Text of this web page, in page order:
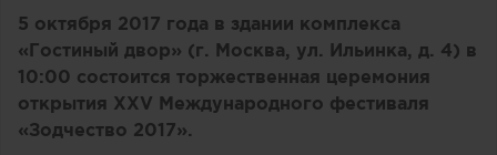
5 октября 2017 года в здании комплекса
«Гостиный двор» (г. Москва, ул. Ильинка, д. 4) в
10:00 состоится торжественная церемония
открытия XXV Международного фестиваля
«Зодчество 2017».